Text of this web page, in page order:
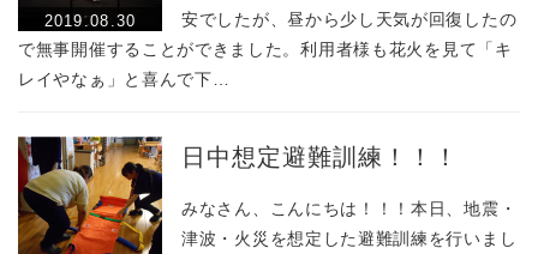
2019.08.30
安でしたが、昼から少し天気が回復したの
で無事開催することができました。利用者様も花火を見て「キ
レイやなぁ」と喜んで下…
日中想定避難訓練！！！
みなさん、こんにちは！！！本日、地震・
津波・火災を想定した避難訓練を行いまし